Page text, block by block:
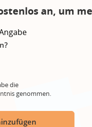
an, um
die
genommen.